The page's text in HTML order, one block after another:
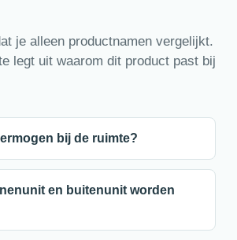
je alleen productnamen vergelijkt.
legt uit waarom dit product past bij
bij de ruimte?
en buitenunit worden